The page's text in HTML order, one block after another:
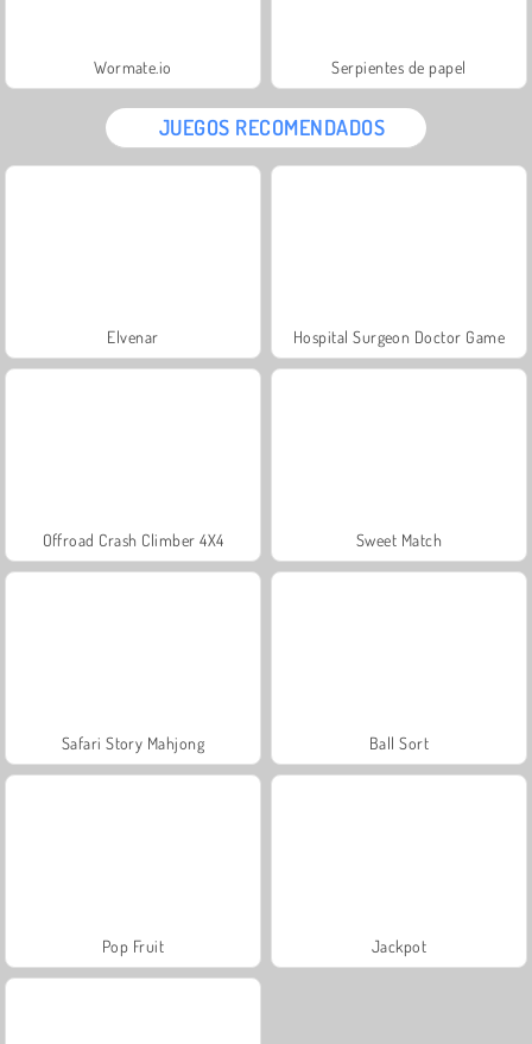
Wormate.io Serpientes de papel
JUEGOS RECOMENDADOS
Elvenar Hospital Surgeon Doctor Game
Offroad Crash Climber 4X4 Sweet Match
Safari Story Mahjong Ball Sort
Pop Fruit Jackpot